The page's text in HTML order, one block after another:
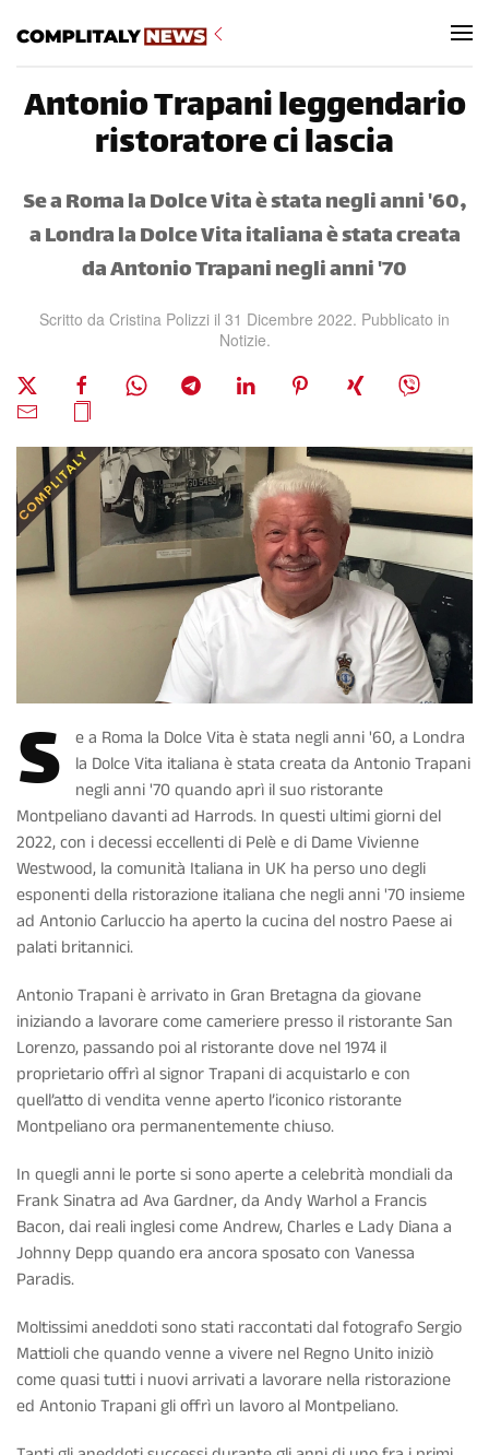
Antonio Trapani leggendario
ristoratore ci lascia
Se a Roma la Dolce Vita è stata negli anni '60,
a Londra la Dolce Vita italiana è stata creata
da Antonio Trapani negli anni '70
Scritto da Cristina Polizzi il 31 Dicembre 2022. Pubblicato in
Notizie.
S
e a Roma la Dolce Vita è stata negli anni '60, a Londra
la Dolce Vita italiana è stata creata da Antonio Trapani
negli anni '70 quando aprì il suo ristorante
Montpeliano davanti ad Harrods. In questi ultimi giorni del
2022, con i decessi eccellenti di Pelè e di Dame Vivienne
Westwood, la comunità Italiana in UK ha perso uno degli
esponenti della ristorazione italiana che negli anni '70 insieme
ad Antonio Carluccio ha aperto la cucina del nostro Paese ai
palati britannici.
Antonio Trapani è arrivato in Gran Bretagna da giovane
iniziando a lavorare come cameriere presso il ristorante San
Lorenzo, passando poi al ristorante dove nel 1974 il
proprietario offrì al signor Trapani di acquistarlo e con
quell’atto di vendita venne aperto l’iconico ristorante
Montpeliano ora permanentemente chiuso.
In quegli anni le porte si sono aperte a celebrità mondiali da
Frank Sinatra ad Ava Gardner, da Andy Warhol a Francis
Bacon, dai reali inglesi come Andrew, Charles e Lady Diana a
Johnny Depp quando era ancora sposato con Vanessa
Paradis.
Moltissimi aneddoti sono stati raccontati dal fotografo Sergio
Mattioli che quando venne a vivere nel Regno Unito iniziò
come quasi tutti i nuovi arrivati a lavorare nella ristorazione
ed Antonio Trapani gli offrì un lavoro al Montpeliano.